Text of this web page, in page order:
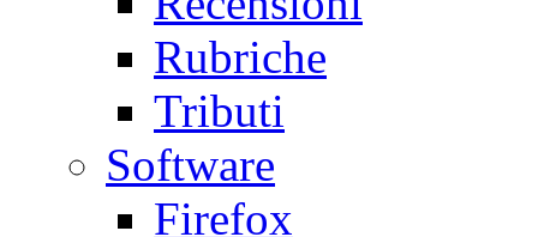
Rubriche
Tributi
Software
Firefox